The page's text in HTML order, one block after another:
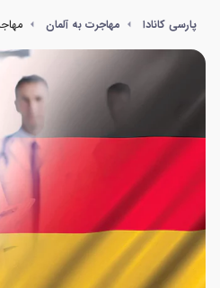
پارسی کانادا مهاجرت به آلمان